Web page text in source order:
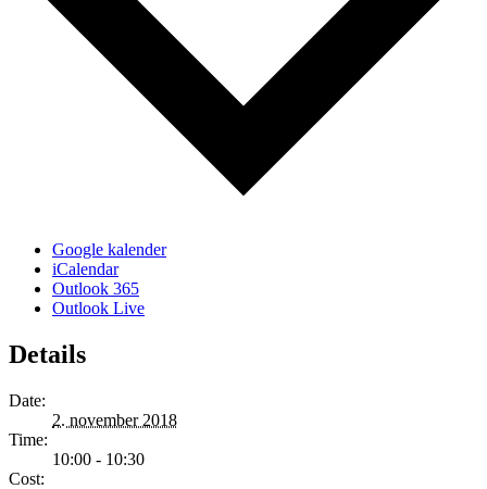
Google kalender
iCalendar
Outlook 365
Outlook Live
Details
Date:
2. november 2018
Time:
10:00 - 10:30
Cost: